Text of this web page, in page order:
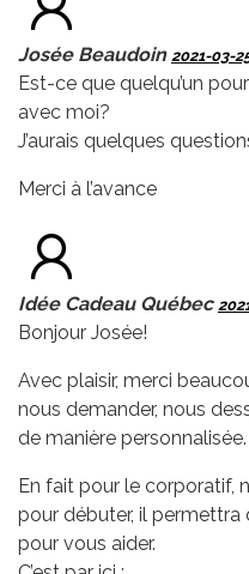
Josée Beaudoin 2021-03-
Est-ce que quelqu’un
avec moi?
J’aurais quelques
Merci à l’avance
Idée Cadeau Québec
Bonjour Josée!
Avec plaisir, merci
nous demander, nous
de manière personnalisée.
En fait pour le corporatif,
pour débuter, il
pour vous aider.